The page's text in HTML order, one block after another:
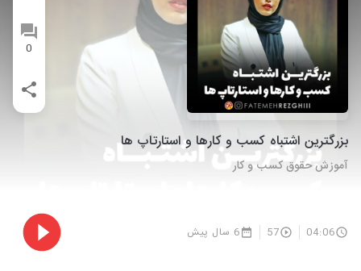
0
بزرگترین اشتباه کسب و کارها و استارتاپ ها
آموزش حقوق کسب و کار
04:06
57 6 سال پیش